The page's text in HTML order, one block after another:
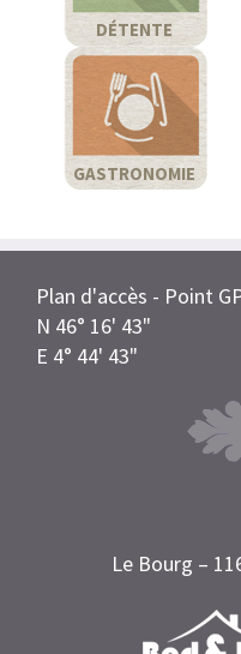
DÉTENTE
GASTRONOMIE
Plan d'accès - Point
N 46° 16' 43"
E 4° 44' 43"
Le Bourg –